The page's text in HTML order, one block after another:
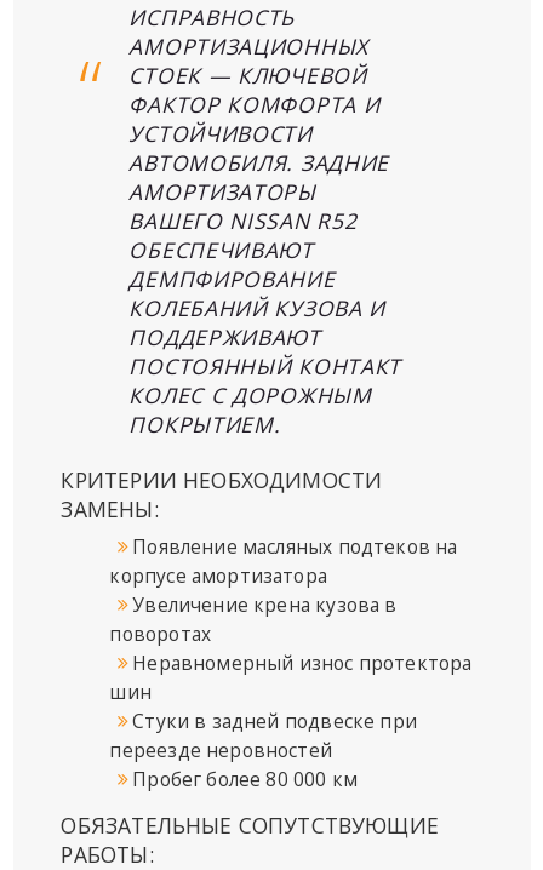
ИСПРАВНОСТЬ
АМОРТИЗАЦИОННЫХ
СТОЕК — КЛЮЧЕВОЙ
ФАКТОР КОМФОРТА И
УСТОЙЧИВОСТИ
АВТОМОБИЛЯ. ЗАДНИЕ
АМОРТИЗАТОРЫ
ВАШЕГО NISSAN R52
ОБЕСПЕЧИВАЮТ
ДЕМПФИРОВАНИЕ
КОЛЕБАНИЙ КУЗОВА И
ПОДДЕРЖИВАЮТ
ПОСТОЯННЫЙ КОНТАКТ
КОЛЕС С ДОРОЖНЫМ
ПОКРЫТИЕМ.
КРИТЕРИИ НЕОБХОДИМОСТИ
ЗАМЕНЫ:
Появление масляных подтеков на
корпусе амортизатора
Увеличение крена кузова в
поворотах
Неравномерный износ протектора
шин
Стуки в задней подвеске при
переезде неровностей
Пробег более 80 000 км
ОБЯЗАТЕЛЬНЫЕ СОПУТСТВУЮЩИЕ
РАБОТЫ: